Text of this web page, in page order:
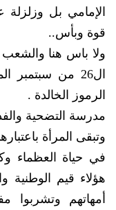
الإمامي بل
قوة وبأس..
ال26 من
الرموز الخالدة .
مدرسة التضحية
وتبقى المرأة
في حياة العظماء
هؤلاء قيم
أمهاتهم وتشربوا